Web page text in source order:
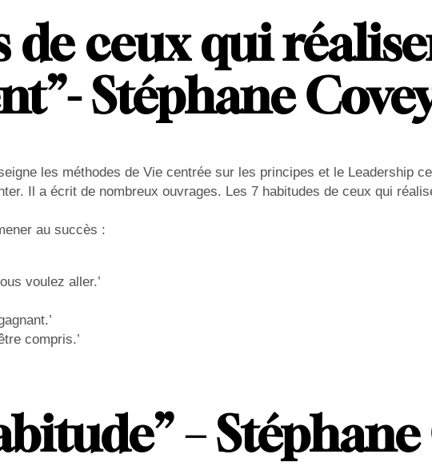
de ceux qui
Stéphane
les méthodes de Vie centrée sur les principes et le Leadership
Il a écrit de nombreux ouvrages. Les 7 habitudes de ceux qui
au succès :
voulez aller.’
compris.’
– Stéphane